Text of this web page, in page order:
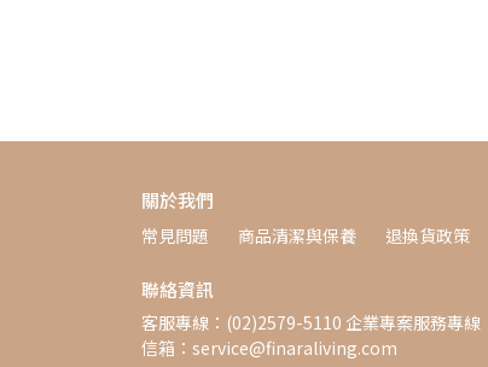
關於我們
常見問題 商品清潔與保養 退換貨政策
聯絡資訊
客服專線：(02)2579-5110 企業專案服務專線
信箱：service@finaraliving.com